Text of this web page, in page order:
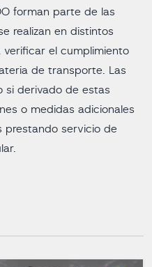
forman parte de las
realizan en distintos
el cumplimiento
de transporte. Las
si derivado de estas
o medidas adicionales
prestando servicio de